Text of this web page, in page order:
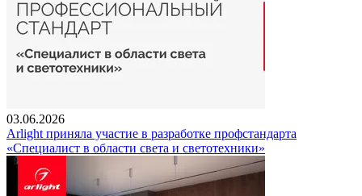
03.06.2026
Arlight приняла участие в разработке профстандарта
«Специалист в области света и светотехники»